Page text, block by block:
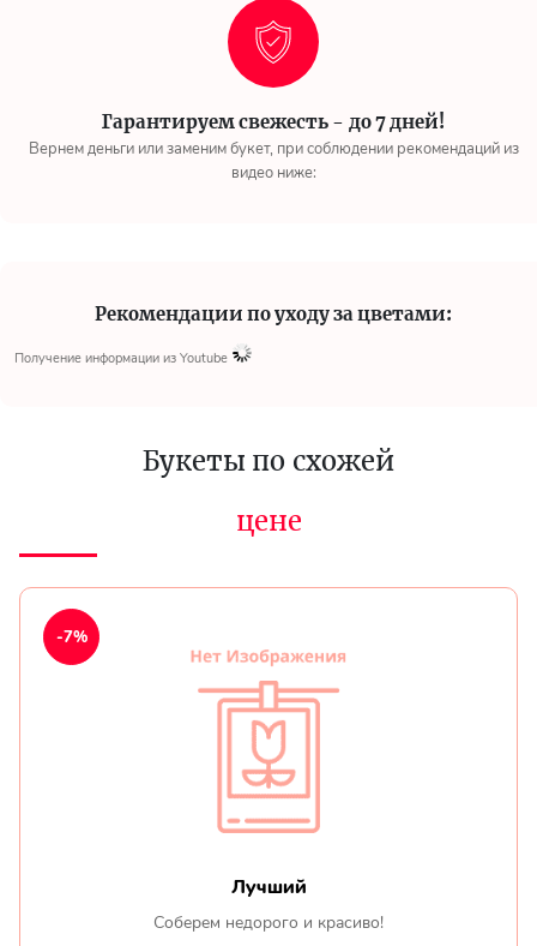
Гарантируем свежесть - до 7 дней!
Вернем деньги или заменим букет, при соблюдении рекомендаций из
видео ниже:
Рекомендации по уходу за цветами:
Получение информации из Youtube
Букеты по схожей
цене
Лучший
Соберем недорого и красиво!
-7%